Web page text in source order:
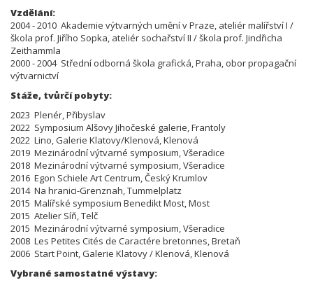
Vzdělání:
2004 - 2010 Akademie výtvarných umění v Praze, ateliér malířství I /
škola prof. Jiřího Sopka, ateliér sochařství II / škola prof. Jindřicha
Zeithammla
2000 - 2004 Střední odborná škola grafická, Praha, obor propagační
výtvarnictví
Stáže, tvůrčí pobyty:
2023 Plenér, Přibyslav
2022 Symposium Alšovy Jihočeské galerie, Frantoly
2022 Lino, Galerie Klatovy/Klenová, Klenová
2019 Mezinárodní výtvarné symposium, Všeradice
2018 Mezinárodní výtvarné symposium, Všeradice
2016 Egon Schiele Art Centrum, Český Krumlov
2014 Na hranici-Grenznah, Tummelplatz
2015 Malířské symposium Benedikt Most, Most
2015 Atelier Síň, Telč
2015 Mezinárodní výtvarné symposium, Všeradice
2008 Les Petites Cités de Caractére bretonnes, Bretaň
2006 Start Point, Galerie Klatovy / Klenová, Klenová
Vybrané samostatné výstavy: